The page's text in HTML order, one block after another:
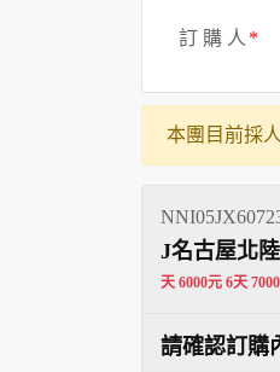
訂 購 人
本團目前採
J名古屋北
天 6000元 6天
請確認訂購